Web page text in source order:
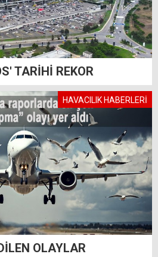
TARİHİ REKOR
HAVACILIK HABERLERİ
OLAYLAR